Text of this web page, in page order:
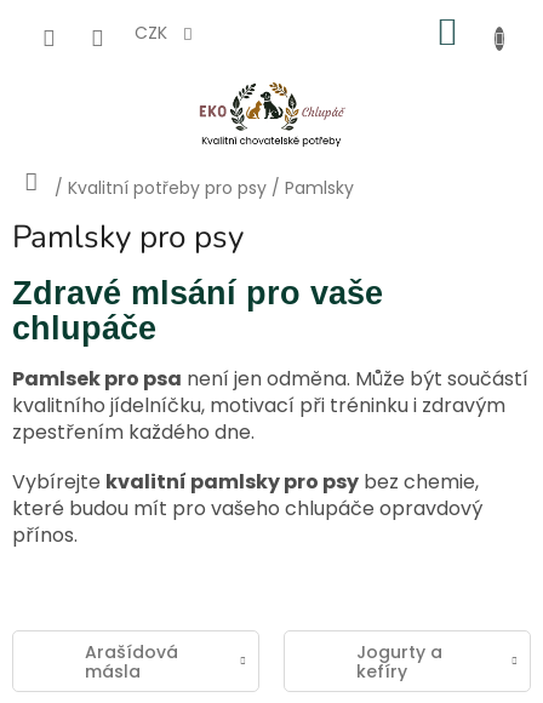
CZK
Domů
/ Kvalitní potřeby pro psy / Pamlsky
Pamlsky pro psy
Zdravé mlsání pro vaše
chlupáče
Pamlsek pro psa není jen odměna. Může být součástí
kvalitního jídelníčku, motivací při tréninku i zdravým
zpestřením každého dne.
Vybírejte kvalitní pamlsky pro psy bez chemie,
které budou mít pro vašeho chlupáče opravdový
přínos.
Arašídová
másla
Jogurty a
kefíry